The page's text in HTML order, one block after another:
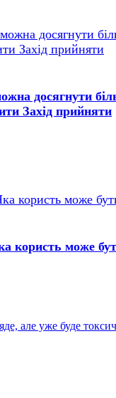
досягнути
Захід прийняти
користь може
але уже буде